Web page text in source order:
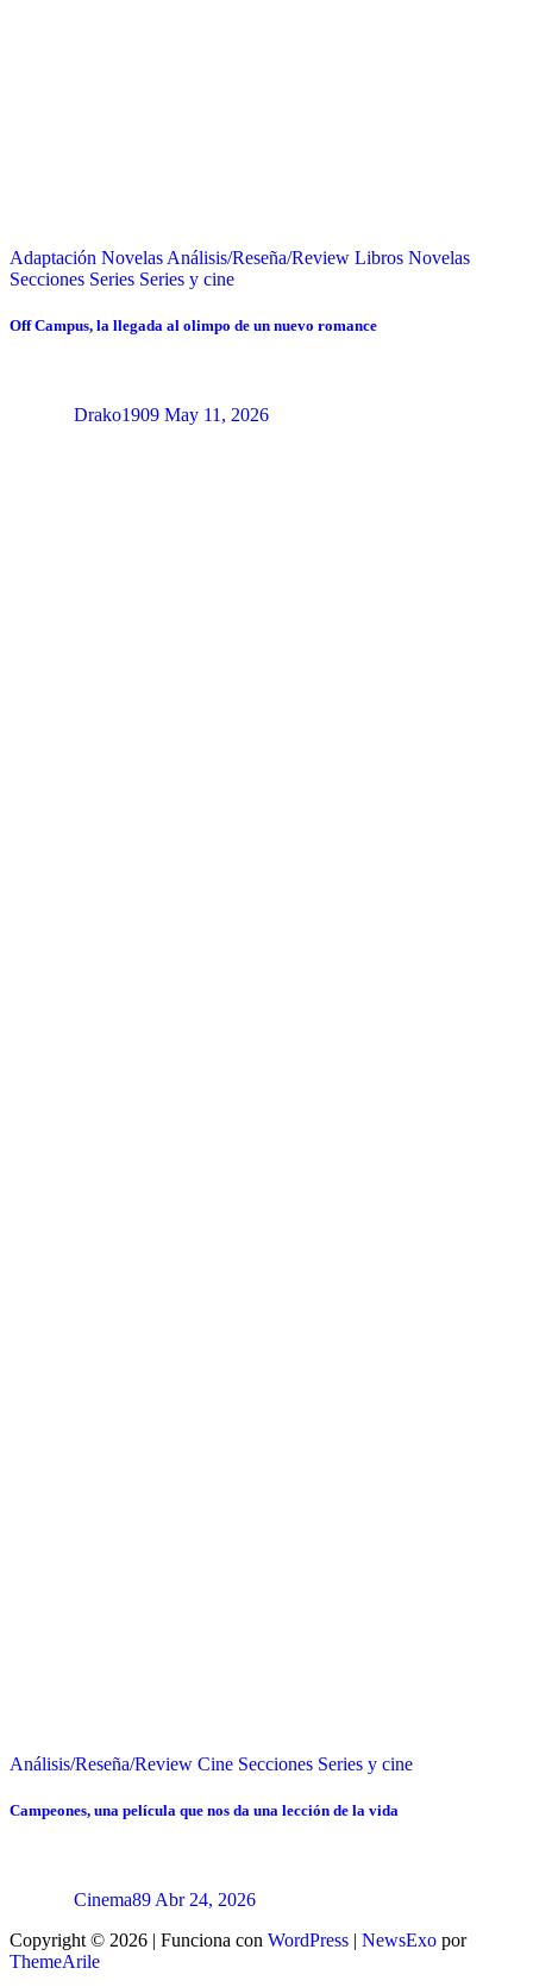
Adaptación Novelas Análisis/Reseña/Review Libros Novelas
Secciones Series Series y cine
Off Campus, la llegada al olimpo de un nuevo romance
Drako1909 May 11, 2026
Análisis/Reseña/Review Cine Secciones Series y cine
Campeones, una película que nos da una lección de la vida
Cinema89 Abr 24, 2026
Copyright © 2026 | Funciona con WordPress | NewsExo por
ThemeArile